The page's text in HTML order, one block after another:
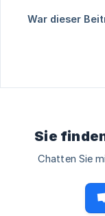
War dieser
Sie
Chatten Sie